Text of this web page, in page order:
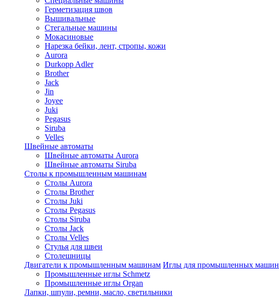
Герметизация швов
Вышивальные
Стегальные машины
Мокасиновые
Нарезка бейки, лент, стропы, кожи
Aurora
Durkopp Adler
Brother
Jack
Jin
Joyee
Juki
Pegasus
Siruba
Velles
Швейные автоматы
Швейные автоматы Aurora
Швейные автоматы Siruba
Столы к промышленным машинам
Столы Aurora
Столы Brother
Столы Juki
Столы Pegasus
Столы Siruba
Столы Jack
Столы Velles
Стулья для швеи
Столешницы
Двигатели к промышленным машинам Иглы для промышленных машин
Промышленные иглы Schmetz
Промышленные иглы Organ
Лапки, шпули, ремни, масло, светильники